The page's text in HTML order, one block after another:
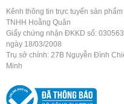
Kênh thông tin trực tuyến sản
TNHH Hoằng Quân
Giấy chứng nhận ĐKKD số:
ngày 18/03/2008
Trụ sở chính: 27B Nguyễn Đình
Minh